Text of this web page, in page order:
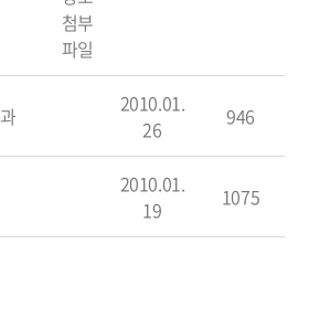
2010.01.
26
946
2010.01.
19
1075